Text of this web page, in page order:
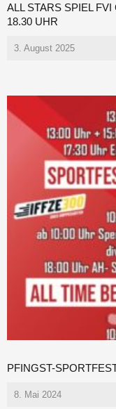
ALL STARS SPIEL
18.30 UHR
3. August 2025
PFINGST-
8. Mai 2024